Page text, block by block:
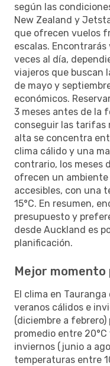
según las
New Zealand y
que ofrecen vuelos
escalas.
veces al día,
viajeros que buscan
de mayo y
económicos.
3 meses antes de la
conseguir las tarifas
alta se concentra
clima cálido y una
contrario, los meses
ofrecen un
accesibles, con una
15°C. En resumen,
presupuesto y
desde Auckland es
planificación.
Mejor momento
El clima en
veranos cálidos e
(diciembre a
promedio entre
inviernos (junio a
temperaturas entre